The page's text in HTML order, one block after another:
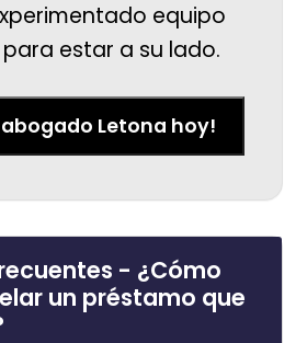
equipo
estar a su lado.
abogado Letona hoy!
- ¿Cómo
un préstamo que